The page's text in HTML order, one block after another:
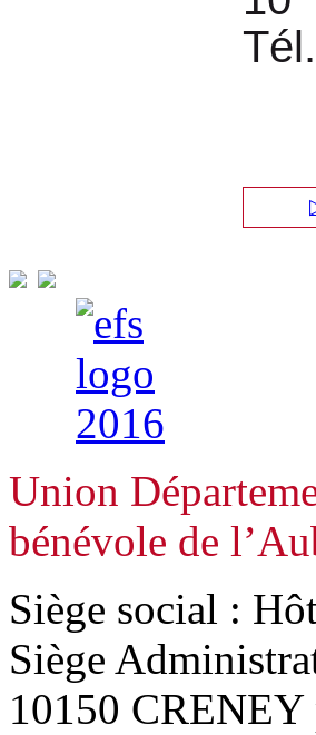
Union
bénévole de
Siège social :
Siège
10150 CRENEY